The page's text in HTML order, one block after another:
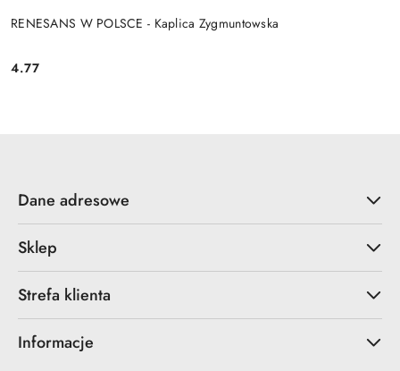
RENESANS W POLSCE - Kaplica Zygmuntowska
Cena:
4.77
Dane adresowe
Sklep
Strefa klienta
Informacje